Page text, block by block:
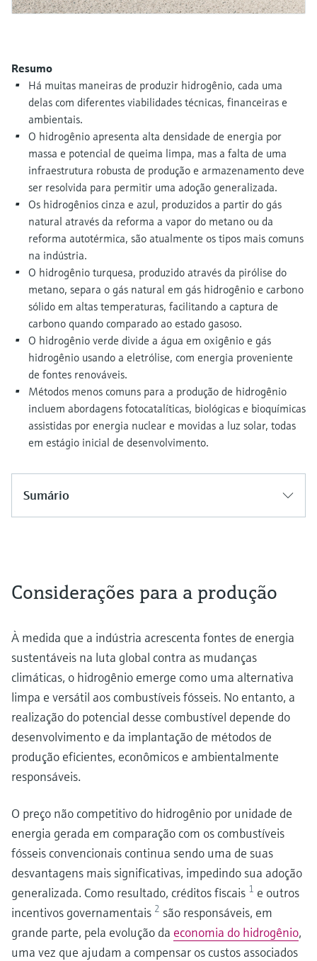
documentation
Spare parts finder
Find spare parts by product root, order code,
or serial number
Medição de nível com pressão
do processo para tomada de
Resumo
Há muitas maneiras de produzir hidrogênio, cada uma
delas com diferentes viabilidades técnicas, financeiras e
ambientais.
O hidrogênio apresenta alta densidade de energia por
massa e potencial de queima limpa, mas a falta de uma
infraestrutura robusta de produção e armazenamento deve
ser resolvida para permitir uma adoção generalizada.
Os hidrogênios cinza e azul, produzidos a partir do gás
natural através da reforma a vapor do metano ou da
reforma autotérmica, são atualmente os tipos mais comuns
na indústria.
O hidrogênio turquesa, produzido através da pirólise do
metano, separa o gás natural em gás hidrogênio e carbono
sólido em altas temperaturas, facilitando a captura de
carbono quando comparado ao estado gasoso.
O hidrogênio verde divide a água em oxigênio e gás
hidrogênio usando a eletrólise, com energia proveniente
de fontes renováveis.
Métodos menos comuns para a produção de hidrogênio
incluem abordagens fotocatalíticas, biológicas e bioquímicas
assistidas por energia nuclear e movidas a luz solar, todas
em estágio inicial de desenvolvimento.
Sumário
Considerações para a produção
À medida que a indústria acrescenta fontes de energia
sustentáveis na luta global contra as mudanças
climáticas, o hidrogênio emerge como uma alternativa
limpa e versátil aos combustíveis fósseis. No entanto, a
realização do potencial desse combustível depende do
desenvolvimento e da implantação de métodos de
produção eficientes, econômicos e ambientalmente
responsáveis.
O preço não competitivo do hidrogênio por unidade de
energia gerada em comparação com os combustíveis
fósseis convencionais continua sendo uma de suas
desvantagens mais significativas, impedindo sua adoção
generalizada. Como resultado, créditos fiscais 1 e outros
incentivos governamentais 2 são responsáveis, em
grande parte, pela evolução da economia do hidrogênio,
uma vez que ajudam a compensar os custos associados